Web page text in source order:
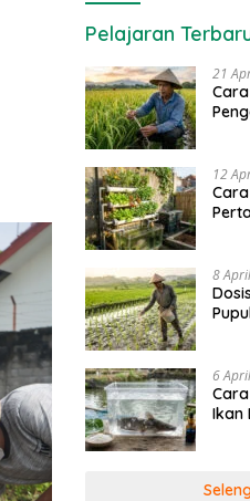
Pelajaran
21
12
8
6
Ikan